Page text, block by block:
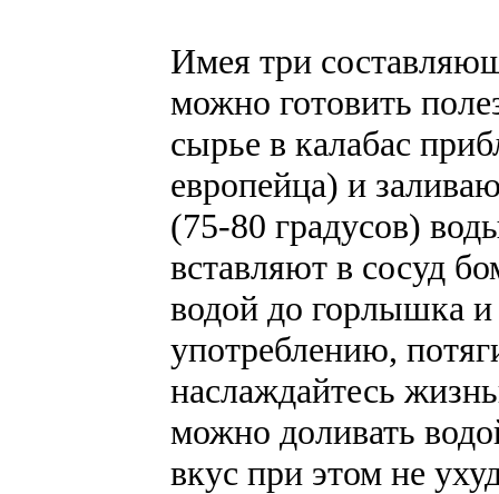
Имея три
можно готовить
сырье в калабас
европейца) и
(75-80 градусов)
вставляют в сосуд
водой до горлышка
употреблению,
наслаждайтесь
можно доливать
вкус при этом не